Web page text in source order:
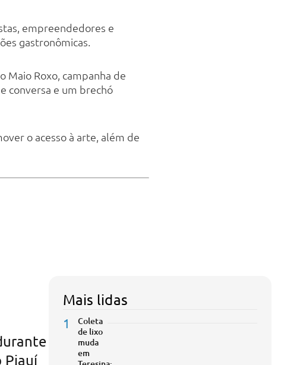
empreendedores e
gastronômicas.
Maio Roxo, campanha de
conversa e um brechó
o acesso à arte, além de
Piauí
Mais lidas
1
Coleta
de lixo
muda
em